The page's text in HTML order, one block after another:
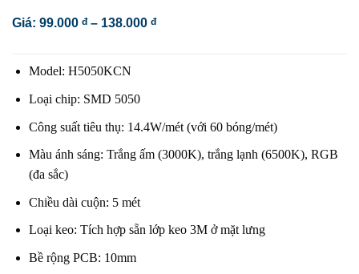
Giá: 99.000 đ – 138.000 đKhoảng
Model: H5050KCN
Loại chip: SMD 5050
Công suất tiêu thụ: 14.4W/mét (với 60 bóng/mét)
Màu ánh sáng: Trắng ấm (3000K), trắng lạnh (6500K), RGB
(đa sắc)
Chiều dài cuộn: 5 mét
Loại keo: Tích hợp sẵn lớp keo 3M ở mặt lưng
Bề rộng PCB: 10mm